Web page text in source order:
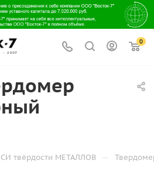
0
СИ твёрдости МЕТАЛЛОВ —